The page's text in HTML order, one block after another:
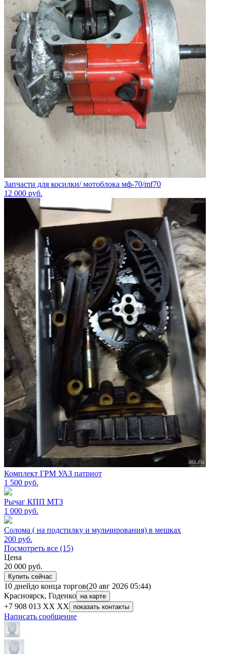
Запчасти для косилки/ мотоблока мф-70/mf70
12 000 руб.
Комплект ГРМ УАЗ патриот
1 500 руб.
Рычаг КПП МТЗ
1 000 руб.
Солома ( на подстилку и мульчирования) в мешках
200 руб.
Посмотреть все (15)
Цена
20 000 руб.
Купить сейчас
10 днейдо конца торгов(20 авг 2026 05:44)
Красноярск, Годенко на карте
+7 908 013 XX XX показать контакты
Написать сообщение